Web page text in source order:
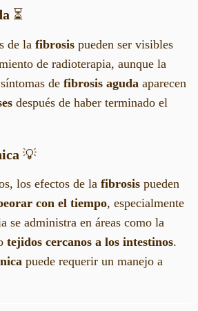
⏳
de la fibrosis pueden ser visibles
de radioterapia, aunque la
de fibrosis aguda aparecen
después de haber terminado el
💡
los efectos de la fibrosis pueden
con el tiempo, especialmente
se administra en áreas como la
tejidos cercanos a los intestinos.
puede requerir un manejo a